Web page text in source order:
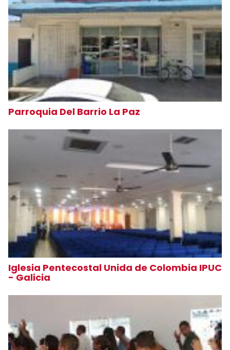
Parroquia Del Barrio La Paz
Iglesia Pentecostal Unida de Colombia IPUC
- Galicia